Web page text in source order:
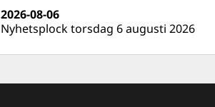
Nyhetsplock torsdag 6 augusti 2026
2026-08-06